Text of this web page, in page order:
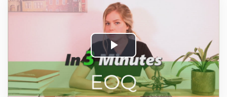
Play
Video